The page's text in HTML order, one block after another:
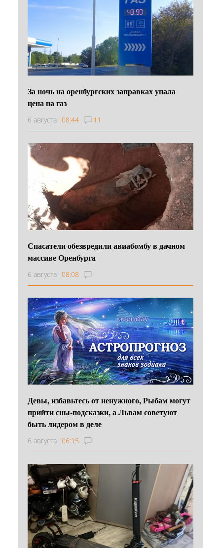
За ночь на оренбургских заправках упала
цена на газ
6 августа 08:44 11
Спасатели обезвредили авиабомбу в дачном
массиве Оренбурга
6 августа 08:08
Девы, избавьтесь от ненужного, Рыбам могут
прийти сны-подсказки, а Львам советуют
быть лидером в деле
6 августа 06:15